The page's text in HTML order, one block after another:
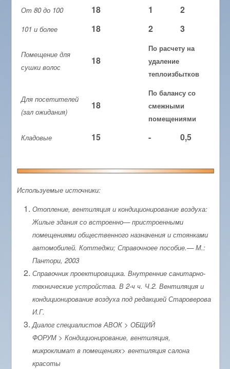
От 80 до 100 18 1 2
101 и более 18 2 3
Помещение для
сушки волос
18
По расчету на
удаление
теплоизбытков
Для посетителей
(зал ожидания)
18
По балансу со
смежными
помещениями
Кладовые
15 - 0,5
Используемые источники:
Отопление, вентиляция и кондиционирование воздуха:
Жилые здания со встроенно— пристроенными
помещениями общественного назначения и стоянками
автомобилей. Коттеджи;Справочноее пособие.— М.:
Пантори, 2003
Справочник проектировщика. Внутренние санитарно-
технические устройства. В 2-ч ч. Ч.2. Вентиляция и
кондиционирование воздуха под редакцией Староверова
И.Г.
Диалог специалистов АВОК > ОБЩИЙ
ФОРУМ > Кондиционирование, вентиляция,
микроклимат в помещениях> вентиляция салона
красоты